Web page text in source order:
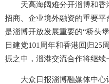
天高海阔难分开淄博和香
招商、企业境外融资的重要
是淄博开放发展重要的“桥头
日建党101周年和香港回归25
振之中，淄港交流合作将继续
大众日报淄博融媒体中心